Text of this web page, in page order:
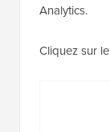
Analytics.
Cliquez sur